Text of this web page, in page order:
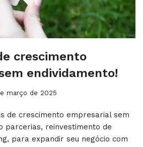
crescimento
endividamento!
março de 2025
de crescimento empresarial sem
parcerias, reinvestimento de
para expandir seu negócio com